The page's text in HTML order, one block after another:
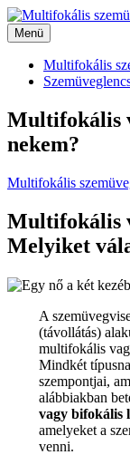
Kilépés
a
tartalomba
Menü
Menü
Multifokális
Multifokális
nekem?
Multifokális
Multifokális
Melyiket
A
(távollátás)
multifokális
Mindkét
szempontjai,
alábbiakban
vagy bifokális
amelyeket a
venni.